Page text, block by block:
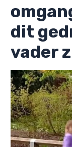
dit
vader